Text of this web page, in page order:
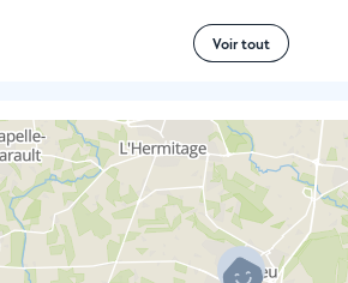
Voir tout